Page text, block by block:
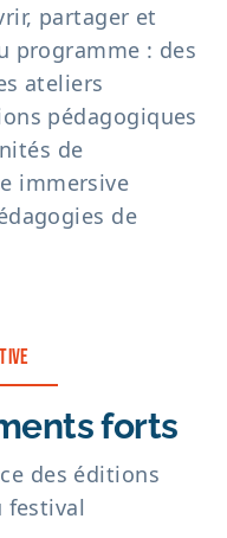
partager et
programme : des
ateliers
pédagogiques
de
immersive
de
forts
des éditions
festival